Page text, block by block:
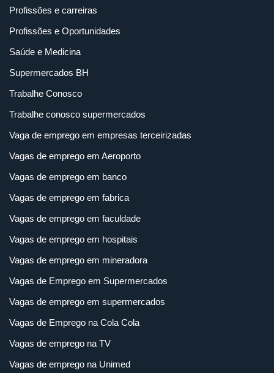
Profissões e carreiras
Profissões e Oportunidades
Saúde e Medicina
Supermercados BH
Trabalhe Conosco
Trabalhe conosco supermercados
Vaga de emprego em empresas terceirizadas
Vagas de emprego em Aeroporto
Vagas de emprego em banco
Vagas de emprego em fabrica
Vagas de emprego em faculdade
Vagas de emprego em hospitais
Vagas de emprego em mineradora
Vagas de Emprego em Supermercados
Vagas de emprego em supermercados
Vagas de Emprego na Cola Cola
Vagas de emprego na TV
Vagas de emprego na Unimed